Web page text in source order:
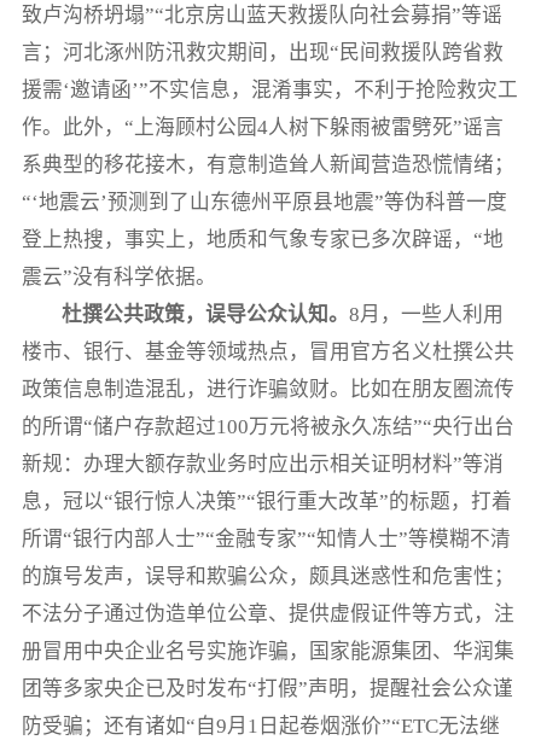
致卢沟桥坍塌”“北京房山蓝天救援队向社会募捐”等谣
言；河北涿州防汛救灾期间，出现“民间救援队跨省救
援需‘邀请函’”不实信息，混淆事实，不利于抢险救灾工
作。此外，“上海顾村公园4人树下躲雨被雷劈死”谣言
系典型的移花接木，有意制造耸人新闻营造恐慌情绪；
“‘地震云’预测到了山东德州平原县地震”等伪科普一度
登上热搜，事实上，地质和气象专家已多次辟谣，“地
震云”没有科学依据。
杜撰公共政策，误导公众认知。8月，一些人利用
楼市、银行、基金等领域热点，冒用官方名义杜撰公共
政策信息制造混乱，进行诈骗敛财。比如在朋友圈流传
的所谓“储户存款超过100万元将被永久冻结”“央行出台
新规：办理大额存款业务时应出示相关证明材料”等消
息，冠以“银行惊人决策”“银行重大改革”的标题，打着
所谓“银行内部人士”“金融专家”“知情人士”等模糊不清
的旗号发声，误导和欺骗公众，颇具迷惑性和危害性；
不法分子通过伪造单位公章、提供虚假证件等方式，注
册冒用中央企业名号实施诈骗，国家能源集团、华润集
团等多家央企已及时发布“打假”声明，提醒社会公众谨
防受骗；还有诸如“自9月1日起卷烟涨价”“ETC无法继